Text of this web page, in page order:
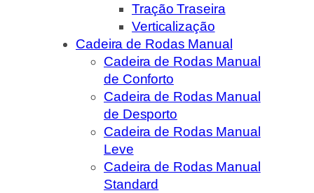
Tração Traseira
Verticalização
Cadeira de Rodas Manual
Cadeira de Rodas Manual
de Conforto
Cadeira de Rodas Manual
de Desporto
Cadeira de Rodas Manual
Leve
Cadeira de Rodas Manual
Standard